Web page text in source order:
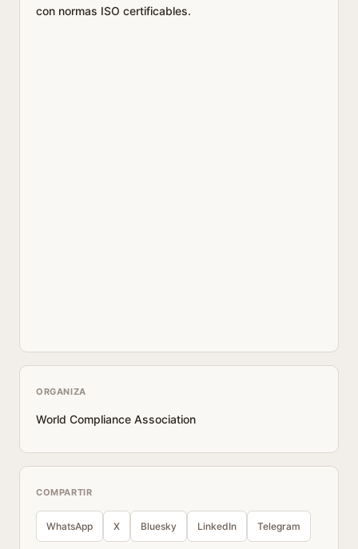
con normas ISO certificables.
ORGANIZA
World Compliance Association
COMPARTIR
WhatsApp X Bluesky LinkedIn Telegram